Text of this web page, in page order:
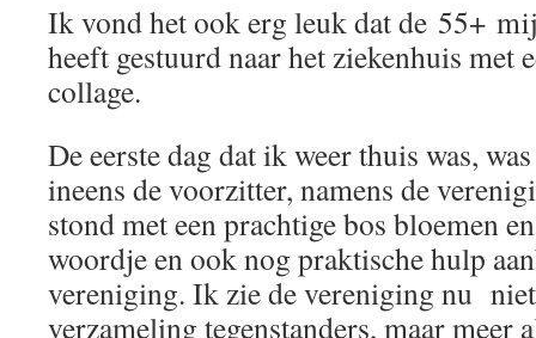
Ik vond het ook erg leuk dat de 55+
heeft gestuurd naar het ziekenhuis met
collage.
De eerste dag dat ik weer thuis was,
ineens de voorzitter, namens de
stond met een prachtige bos bloemen
woordje en ook nog praktische hulp
vereniging. Ik zie de vereniging nu niet
verzameling tegenstanders, maar meer